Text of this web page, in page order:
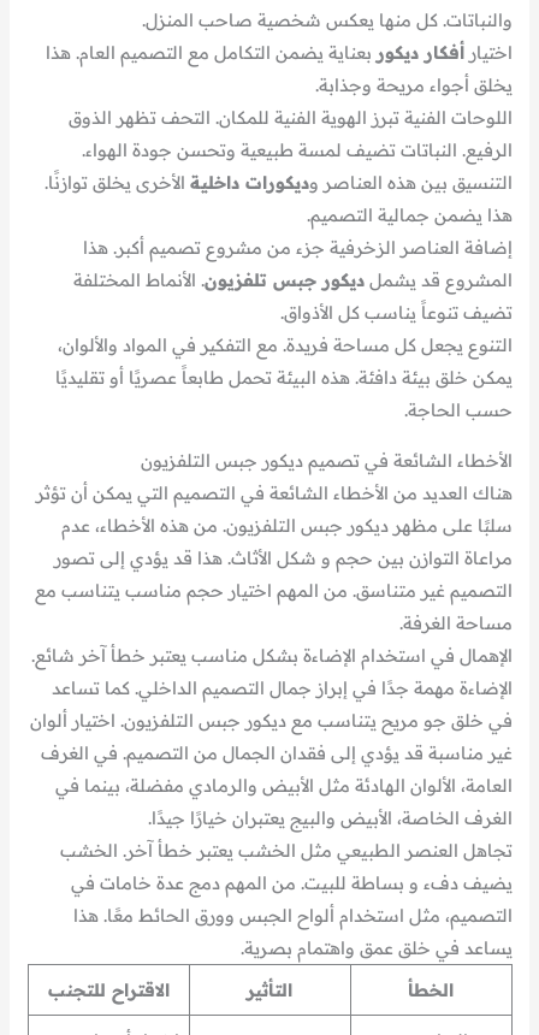
والنباتات. كل منها يعكس شخصية صاحب المنزل.
اختيارأفكار ديكور بعناية يضمن التكامل مع التصميم العام. هذا
يخلق أجواء مريحة وجذابة.
اللوحات الفنية تبرز الهوية الفنية للمكان. التحف تظهر الذوق
الرفيع. النباتات تضيف لمسة طبيعية وتحسن جودة الهواء.
التنسيق بين هذه العناصر وديكورات داخلية الأخرى يخلق توازنًا.
هذا يضمن جمالية التصميم.
إضافة العناصر الزخرفية جزء من مشروع تصميم أكبر. هذا
المشروع قد يشملديكور جبس تلفزيون. الأنماط المختلفة
تضيف تنوعاً يناسب كل الأذواق.
التنوع يجعل كل مساحة فريدة. مع التفكير في المواد والألوان،
يمكن خلق بيئة دافئة. هذه البيئة تحمل طابعاً عصريًا أو تقليديًا
حسب الحاجة.
الأخطاء الشائعة في تصميم ديكور جبس التلفزيون
هناك العديد من الأخطاء الشائعة في التصميم التي يمكن أن تؤثر
سلبًا على مظهر ديكور جبس التلفزيون. من هذه الأخطاء، عدم
مراعاة التوازن بين حجم و شكل الأثاث. هذا قد يؤدي إلى تصور
التصميم غير متناسق. من المهم اختيار حجم مناسب يتناسب مع
مساحة الغرفة.
الإهمال في استخدام الإضاءة بشكل مناسب يعتبر خطأ آخر شائع.
الإضاءة مهمة جدًا في إبراز جمال التصميم الداخلي. كما تساعد
في خلق جو مريح يتناسب مع ديكور جبس التلفزيون. اختيار ألوان
غير مناسبة قد يؤدي إلى فقدان الجمال من التصميم. في الغرف
العامة، الألوان الهادئة مثل الأبيض والرمادي مفضلة، بينما في
الغرف الخاصة، الأبيض والبيج يعتبران خيارًا جيدًا.
تجاهل العنصر الطبيعي مثل الخشب يعتبر خطأ آخر. الخشب
يضيف دفء و بساطة للبيت. من المهم دمج عدة خامات في
التصميم، مثل استخدام ألواح الجبس وورق الحائط معًا. هذا
يساعد في خلق عمق واهتمام بصرية.
الخطأ
التأثير الاقتراح للتجنب